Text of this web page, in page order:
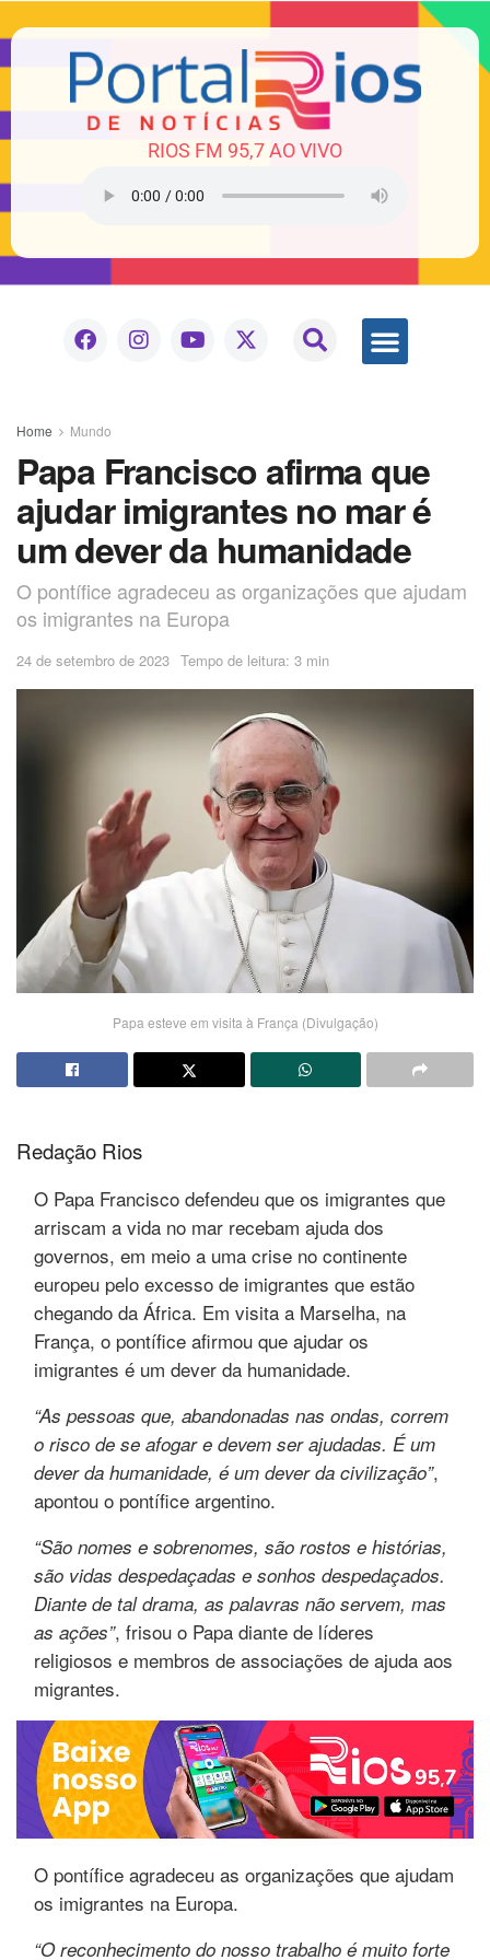
RIOS FM 95,7 AO VIVO
Home Mundo
Papa Francisco afirma que
ajudar imigrantes no mar é
um dever da humanidade
O pontífice agradeceu as organizações que ajudam
os imigrantes na Europa
24 de setembro de 2023 Tempo de leitura: 3 min
Papa esteve em visita à França (Divulgação)
Redação Rios
O Papa Francisco defendeu que os imigrantes que
arriscam a vida no mar recebam ajuda dos
governos, em meio a uma crise no continente
europeu pelo excesso de imigrantes que estão
chegando da África. Em visita a Marselha, na
França, o pontífice afirmou que ajudar os
imigrantes é um dever da humanidade.
“As pessoas que, abandonadas nas ondas, correm
o risco de se afogar e devem ser ajudadas. É um
dever da humanidade, é um dever da civilização”,
apontou o pontífice argentino.
“São nomes e sobrenomes, são rostos e histórias,
são vidas despedaçadas e sonhos despedaçados.
Diante de tal drama, as palavras não servem, mas
as ações”, frisou o Papa diante de líderes
religiosos e membros de associações de ajuda aos
migrantes.
O pontífice agradeceu as organizações que ajudam
os imigrantes na Europa.
“O reconhecimento do nosso trabalho é muito forte